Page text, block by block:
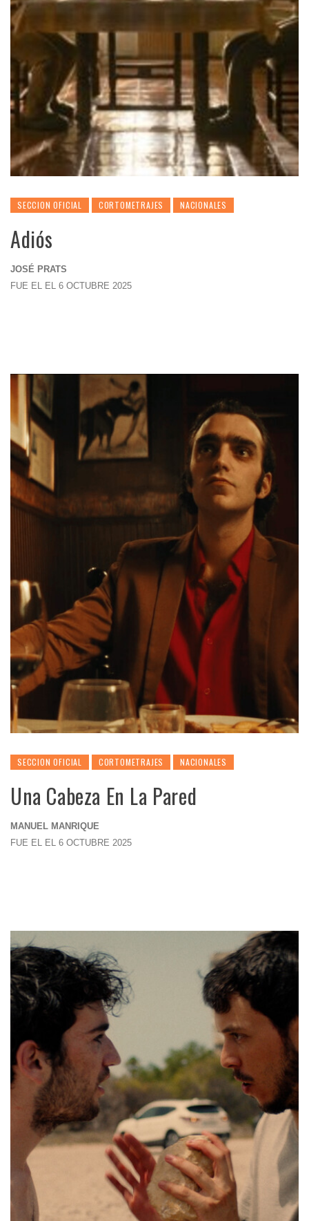
SECCION OFICIAL CORTOMETRAJES NACIONALES
Adiós
JOSÉ PRATS
FUE EL EL 6 OCTUBRE 2025
SECCION OFICIAL CORTOMETRAJES NACIONALES
Una Cabeza En La Pared
MANUEL MANRIQUE
FUE EL EL 6 OCTUBRE 2025